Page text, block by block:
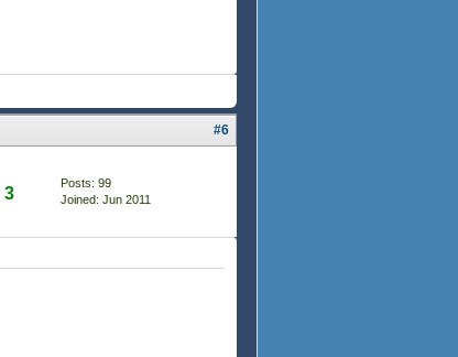
#6
3
Posts: 99
Joined: Jun 2011